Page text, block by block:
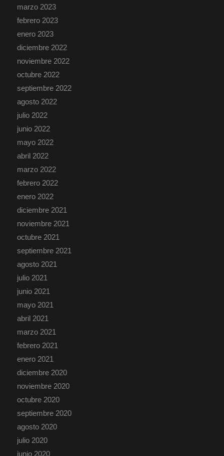
marzo 2023
febrero 2023
enero 2023
diciembre 2022
noviembre 2022
octubre 2022
septiembre 2022
agosto 2022
julio 2022
junio 2022
mayo 2022
abril 2022
marzo 2022
febrero 2022
enero 2022
diciembre 2021
noviembre 2021
octubre 2021
septiembre 2021
agosto 2021
julio 2021
junio 2021
mayo 2021
abril 2021
marzo 2021
febrero 2021
enero 2021
diciembre 2020
noviembre 2020
octubre 2020
septiembre 2020
agosto 2020
julio 2020
junio 2020